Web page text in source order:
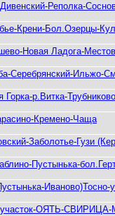
Реполка-
Крени-Бол.Озерцы-
Новая Ладога-
Серебрянский-Ильжо-
р.Витка-Трубниково
Кремено-Чаща
Заболотье-Гузи
Пустынька-
Иваново)Тосно-
ОЯТЬ-